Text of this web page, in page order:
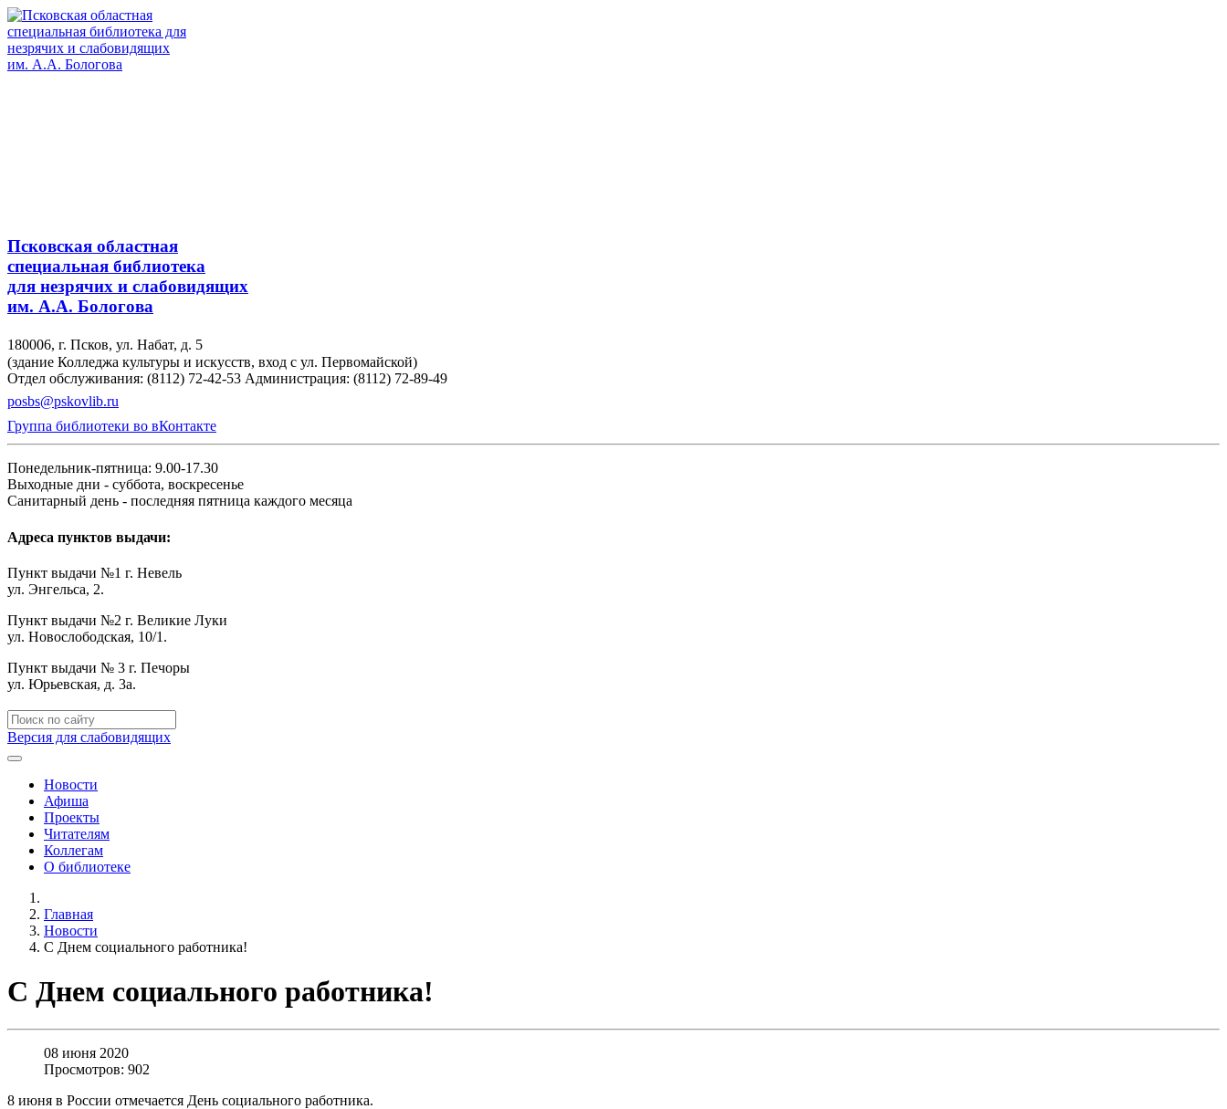
Псковская областная
специальная библиотека
для незрячих и слабовидящих
им. А.А. Бологова
180006, г. Псков, ул. Набат, д. 5
(здание Колледжа культуры и искусств, вход с ул. Первомайской)
Отдел обслуживания: (8112) 72-42-53 Администрация: (8112) 72-89-49
posbs@pskovlib.ru
Группа библиотеки во вКонтакте
Понедельник-пятница: 9.00-17.30
Выходные дни - суббота, воскресенье
Санитарный день - последняя пятница каждого месяца
Адреса пунктов выдачи:
Пункт выдачи №1 г. Невель
ул. Энгельса, 2.
Пункт выдачи №2 г. Великие Луки
ул. Новослободская, 10/1.
Пункт выдачи № 3 г. Печоры
ул. Юрьевская, д. 3а.
Версия для слабовидящих
Новости
Афиша
Проекты
Читателям
Коллегам
О библиотеке
Главная
Новости
С Днем социального работника!
С Днем социального работника!
08 июня 2020
Просмотров: 902
8 июня в России отмечается День социального работника.